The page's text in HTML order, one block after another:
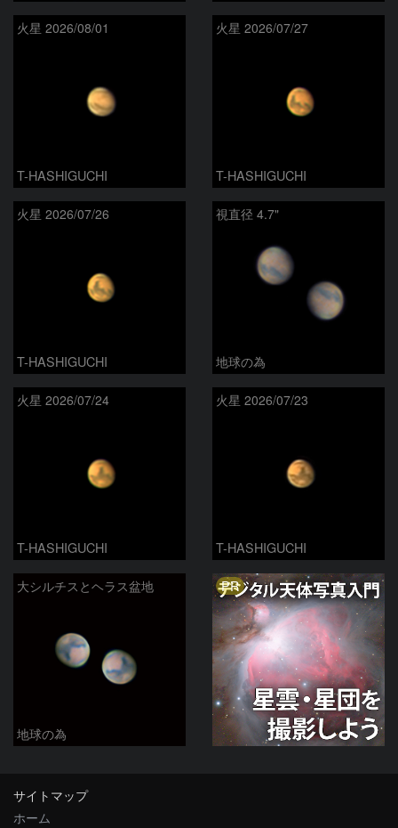
火星 2026/08/01
T-HASHIGUCHI
火星 2026/07/27
T-HASHIGUCHI
火星 2026/07/26
T-HASHIGUCHI
視直径 4.7"
地球の為
火星 2026/07/24
T-HASHIGUCHI
火星 2026/07/23
T-HASHIGUCHI
大シルチスとヘラス盆地
地球の為
PR
サイトマップ
ホーム